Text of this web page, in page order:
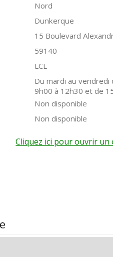
Nord
Dunkerque
15 Boulevard
59140
LCL
Du mardi au
9h00 à 12h30 et de
Non disponible
Non disponible
Cliquez ici pour ouvrir un